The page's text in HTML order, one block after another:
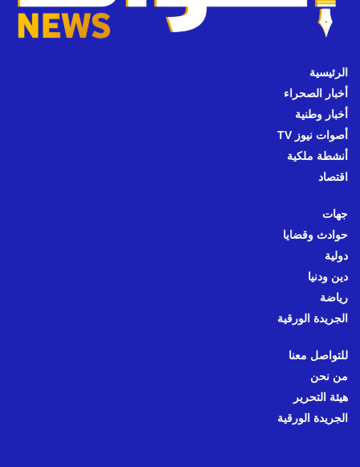
الرئيسية
أخبار الصحراء
أخبار وطنية
أصوات نيوز TV
أنشطة ملكية
اقتصاد
جهات
حوادث وقضايا
دولية
دين ودنيا
رياضة
الجريدة الورقية
للتواصل معنا
من نحن
هيئة التحرير
الجريدة الورقية